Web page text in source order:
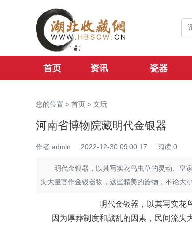
首页 资讯 瓷器
您的位置 > 首页 > 文玩
河南省博物院藏明代金银器
作者:admin 2022-12-30 09:00:17 阅读:0
明代金银器，以其写实花鸟虫草的灵动、皇
失大量官作金银器物，这些精美的器物，不论大
明代金银器，以其写实花
因为厚葬制度和战乱的因素，民间流失大